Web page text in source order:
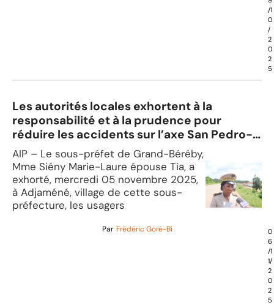
/1
0
/
2
0
2
5
Les autorités locales exhortent à la
responsabilité et à la prudence pour
réduire les accidents sur l’axe San Pedro-
Grand-Béréby
AIP – Le sous-préfet de Grand-Béréby,
Mme Siény Marie-Laure épouse Tia, a
exhorté, mercredi 05 novembre 2025,
à Adjaméné, village de cette sous-
préfecture, les usagers
Par Frédéric Goré-Bi
0
6
/1
1/
2
0
2
5